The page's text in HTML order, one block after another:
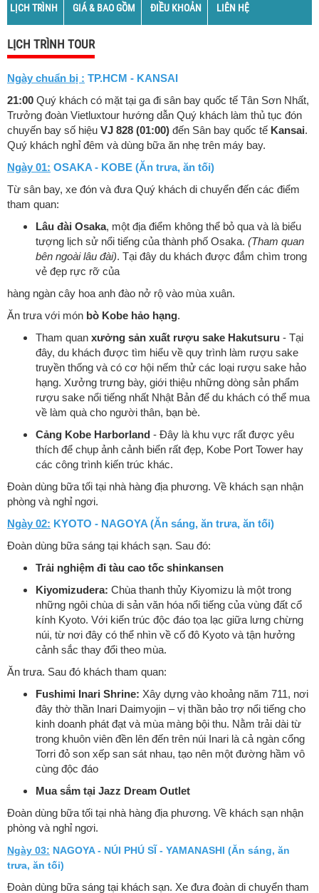
LỊCH TRÌNH GIÁ & BAO GỒM ĐIỀU KHOẢN LIÊN HỆ
LỊCH TRÌNH TOUR
Ngày chuẩn bị : TP.HCM - KANSAI
21:00 Quý khách có mặt tại ga đi sân bay quốc tế Tân Sơn Nhất,
Trưởng đoàn Vietluxtour hướng dẫn Quý khách làm thủ tục đón
chuyến bay số hiệu VJ 828 (01:00) đến Sân bay quốc tế Kansai.
Quý khách nghỉ đêm và dùng bữa ăn nhẹ trên máy bay.
Ngày 01: OSAKA - KOBE (Ăn trưa, ăn tối)
Từ sân bay, xe đón và đưa Quý khách di chuyển đến các điểm
tham quan:
Lâu đài Osaka, một địa điểm không thể bỏ qua và là biểu
tượng lịch sử nổi tiếng của thành phố Osaka. (Tham quan
bên ngoài lâu đài). Tại đây du khách được đắm chìm trong
vẻ đẹp rực rỡ của
hàng ngàn cây hoa anh đào nở rộ vào mùa xuân.
Ăn trưa với món bò Kobe hảo hạng.
Tham quan xưởng sản xuất rượu sake Hakutsuru - Tại
đây, du khách được tìm hiểu về quy trình làm rượu sake
truyền thống và có cơ hội nếm thử các loại rượu sake hảo
hạng. Xưởng trưng bày, giới thiệu những dòng sản phẩm
rượu sake nổi tiếng nhất Nhật Bản để du khách có thể mua
về làm quà cho người thân, bạn bè.
Cảng Kobe Harborland - Đây là khu vực rất được yêu
thích để chụp ảnh cảnh biển rất đẹp, Kobe Port Tower hay
các công trình kiến trúc khác.
Đoàn dùng bữa tối tại nhà hàng địa phương. Về khách sạn nhận
phòng và nghỉ ngơi.
Ngày 02: KYOTO - NAGOYA (Ăn sáng, ăn trưa, ăn tối)
Đoàn dùng bữa sáng tại khách sạn. Sau đó:
Trải nghiệm đi tàu cao tốc shinkansen
Kiyomizudera: Chùa thanh thủy Kiyomizu là một trong
những ngôi chùa di sản văn hóa nổi tiếng của vùng đất cổ
kính Kyoto. Với kiến trúc độc đáo tọa lạc giữa lưng chừng
núi, từ nơi đây có thể nhìn về cố đô Kyoto và tận hưởng
cảnh sắc thay đổi theo mùa.
Ăn trưa. Sau đó khách tham quan:
Fushimi Inari Shrine: Xây dựng vào khoảng năm 711, nơi
đây thờ thần Inari Daimyojin – vị thần bảo trợ nổi tiếng cho
kinh doanh phát đạt và mùa màng bội thu. Nằm trải dài từ
trong khuôn viên đền lên đến trên núi Inari là cả ngàn cổng
Torri đỏ son xếp san sát nhau, tạo nên một đường hầm vô
cùng độc đáo
Mua sắm tại Jazz Dream Outlet
Đoàn dùng bữa tối tại nhà hàng địa phương. Về khách sạn nhận
phòng và nghỉ ngơi.
Ngày 03: NAGOYA - NÚI PHÚ SĨ - YAMANASHI (Ăn sáng, ăn
trưa, ăn tối)
Đoàn dùng bữa sáng tại khách sạn. Xe đưa đoàn di chuyển tham